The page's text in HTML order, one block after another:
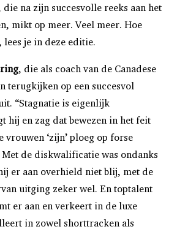
na zijn succesvolle reeks aan het
mikt op meer. Veel meer. Hoe
je in deze editie.
, die als coach van de Canadese
terugkijken op een succesvol
“Stagnatie is eigenlijk
hij en zag dat bewezen in het feit
vrouwen ‘zijn’ ploeg op forse
de diskwalificatie was ondanks
er aan overhield niet blij, met de
uitging zeker wel. En toptalent
er aan en verkeert in de luxe
in zowel shorttracken als